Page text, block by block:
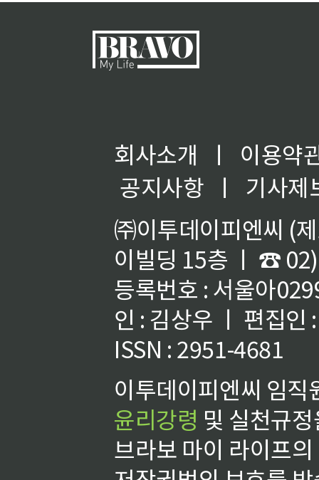
회사소개 ㅣ
이용약
공지사항
ㅣ
기사제
㈜이투데이피엔씨 (
이빌딩 15층 ㅣ ☎
등록번호 : 서울아
인 : 김상우 ㅣ 편집인
ISSN : 2951-4681
이투데이피엔씨 임
윤리강령 및 실천규
브라보 마이 라이프